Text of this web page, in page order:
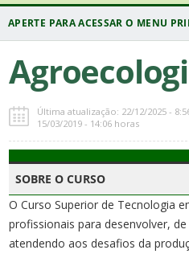
Última atualização: 22/12/2025 -
15/03/2019 - 14:06 horas
SOBRE O CURSO
O Curso Superior de Tecnologia
profissionais para desenvolver,
atendendo aos desafios da